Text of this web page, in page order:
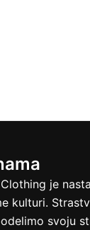
je
kulturi.
svoju